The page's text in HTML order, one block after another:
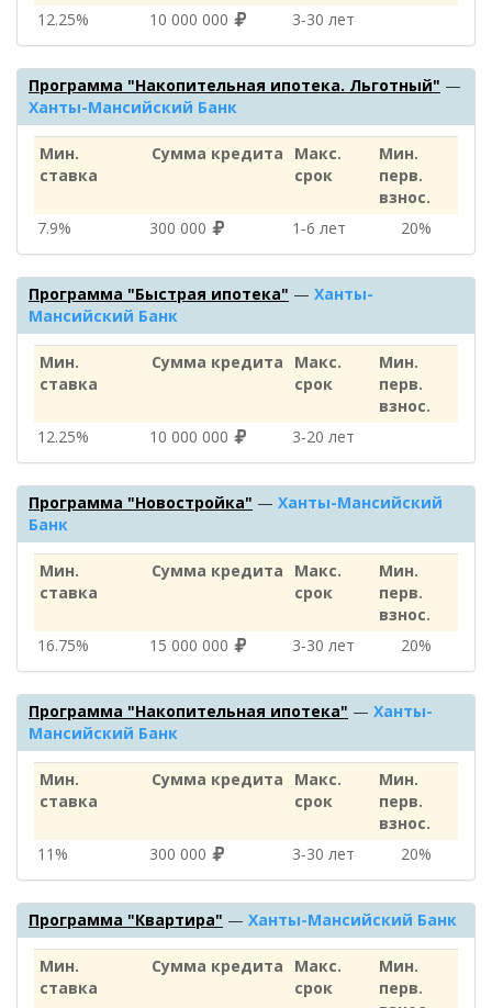
12.25%
10 000 000 3‑30 лет
Программа "Накопительная ипотека. Льготный" —
Ханты-Мансийский Банк
Мин.
ставка
Сумма кредита
Макс.
срок
Мин.
перв.
взнос.
7.9%
300 000 1‑6 лет 20%
Программа "Быстрая ипотека" — Ханты-
Мансийский Банк
Мин.
ставка
Сумма кредита
Макс.
срок
Мин.
перв.
взнос.
12.25%
10 000 000 3‑20 лет
Программа "Новостройка" — Ханты-Мансийский
Банк
Мин.
ставка
Сумма кредита
Макс.
срок
Мин.
перв.
взнос.
16.75%
15 000 000 3‑30 лет 20%
Программа "Накопительная ипотека" — Ханты-
Мансийский Банк
Мин.
ставка
Сумма кредита
Макс.
срок
Мин.
перв.
взнос.
11%
300 000 3‑30 лет 20%
Программа "Квартира" — Ханты-Мансийский Банк
Мин.
ставка
Сумма кредита
Макс.
срок
Мин.
перв.